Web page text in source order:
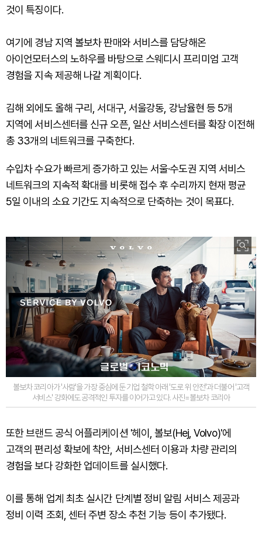
것이 특징이다.
여기에 경남 지역 볼보차 판매와 서비스를 담당해온
아이언모터스의 노하우를 바탕으로 스웨디시 프리미엄 고객
경험을 지속 제공해 나갈 계획이다.
김해 외에도 올해 구리, 서대구, 서울강동, 강남율현 등 5개
지역에 서비스센터를 신규 오픈, 일산 서비스센터를 확장 이전해
총 33개의 네트워크를 구축한다.
수입차 수요가 빠르게 증가하고 있는 서울·수도권 지역 서비스
네트워크의 지속적 확대를 비롯해 접수 후 수리까지 현재 평균
5일 이내의 소요 기간도 지속적으로 단축하는 것이 목표다.
볼보차 코리아가 '사람'을 가장 중심에 둔 기업 철학 아래 '도로 위 안전'과 더불어 '고객
서비스' 강화에도 공격적인 투자를 이어가고 있다. 사진=볼보차 코리아
또한 브랜드 공식 어플리케이션 '헤이, 볼보(Hej, Volvo)'에
고객의 편리성 확보에 착안, 서비스센터 이용과 차량 관리의
경험을 보다 강화한 업데이트를 실시했다.
이를 통해 업계 최초 실시간 단계별 정비 알림 서비스 제공과
정비 이력 조회, 센터 주변 장소 추천 기능 등이 추가됐다.